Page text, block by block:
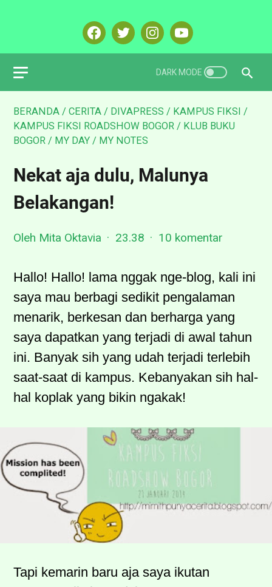
BERANDA / CERITA / DIVAPRESS / KAMPUS FIKSI /
KAMPUS FIKSI ROADSHOW BOGOR / KLUB BUKU
BOGOR / MY DAY / MY NOTES
Nekat aja dulu, Malunya
Belakangan!
Oleh Mita Oktavia 23.38 10 komentar
Hallo! Hallo! lama nggak nge-blog, kali ini
saya mau berbagi sedikit pengalaman
menarik, berkesan dan berharga yang
saya dapatkan yang terjadi di awal tahun
ini. Banyak sih yang udah terjadi terlebih
saat-saat di kampus. Kebanyakan sih hal-
hal koplak yang bikin ngakak!
Tapi kemarin baru aja saya ikutan